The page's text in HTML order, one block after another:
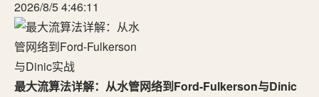
2026/8/5 4:46:11
最大流算法详解：从水管网络到Ford-Fulkerson与Dinic